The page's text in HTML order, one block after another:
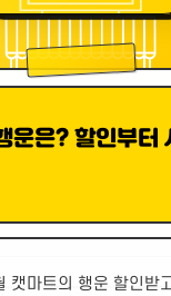
운은? 할인부터
캣마트의 행운 할인받